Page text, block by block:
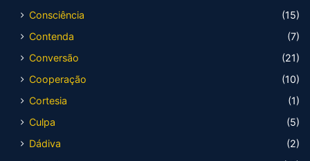
Consciência
(15)
Contenda
(7)
Conversão
(21)
Cooperação
(10)
Cortesia
(1)
Culpa
(5)
Dádiva
(2)